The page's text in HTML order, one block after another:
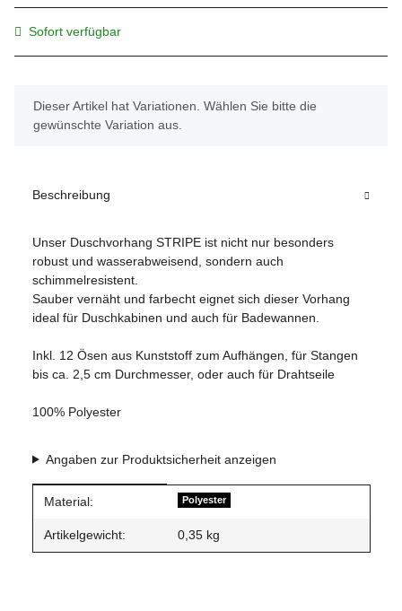
Sofort verfügbar
x
Dieser Artikel hat Variationen. Wählen Sie bitte die
gewünschte Variation aus.
Beschreibung
Unser Duschvorhang STRIPE ist nicht nur besonders
robust und wasserabweisend, sondern auch
schimmelresistent.
Sauber vernäht und farbecht eignet sich dieser Vorhang
ideal für Duschkabinen und auch für Badewannen.
Inkl. 12 Ösen aus Kunststoff zum Aufhängen, für Stangen
bis ca. 2,5 cm Durchmesser, oder auch für Drahtseile
100% Polyester
Angaben zur Produktsicherheit anzeigen
Produkteigenschaft
Wert
Material: Polyester
Artikelgewicht: 0,35 kg